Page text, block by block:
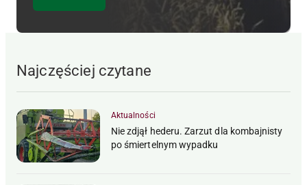
Najczęściej czytane
Aktualności
Nie zdjął hederu. Zarzut dla kombajnisty
po śmiertelnym wypadku